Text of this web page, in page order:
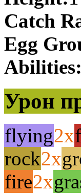
Catch
Egg
Abilities:
Урон
flying2x
rock2x
fire2x